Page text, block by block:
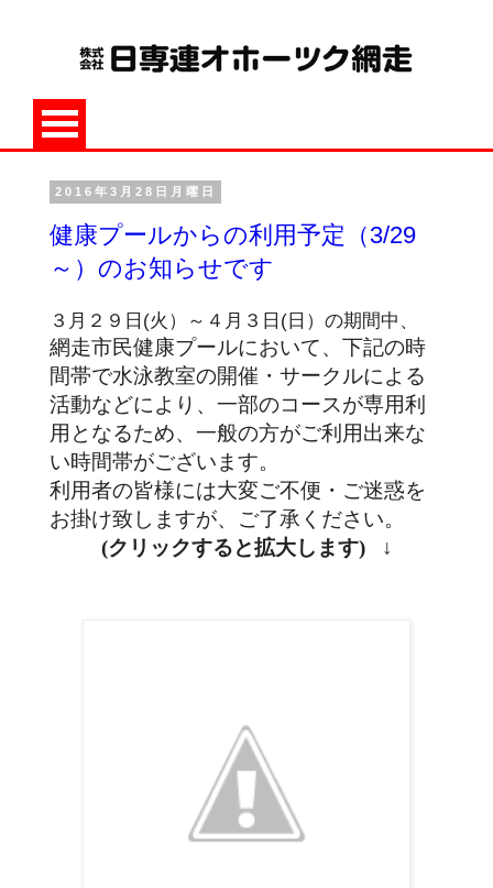
2016年3月28日月曜日
健康プールからの利用予定（3/29
～）のお知らせです
３月２９日(火）～４月３日(日）の期間中、
網走市民健康プールにおいて、下記の時
間帯で水泳教室の開催・サークルによる
活動などにより、一部のコースが専用利
用となるため、一般の方がご利用出来な
い時間帯がございます。
利用者の皆様には大変ご不便・ご迷惑を
お掛け致しますが、ご了承ください。
(クリックすると拡大します) ↓